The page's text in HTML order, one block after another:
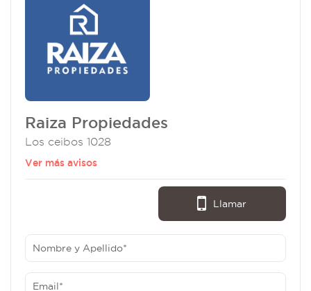
Raiza Propiedades
Los ceibos 1028
Ver más avisos
Llamar